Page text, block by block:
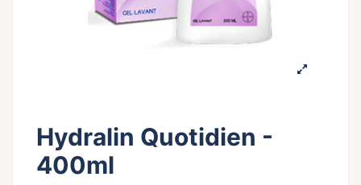
Hydralin Quotidien -
400ml